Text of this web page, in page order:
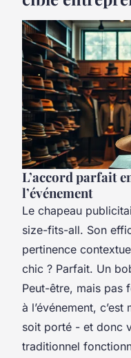
L’accord parfait
l’événement
Le chapeau
size-fits-all. Son
pertinence
chic ? Parfait. Un
Peut-être, mais pas
à l’événement,
soit porté - et donc
traditionnel